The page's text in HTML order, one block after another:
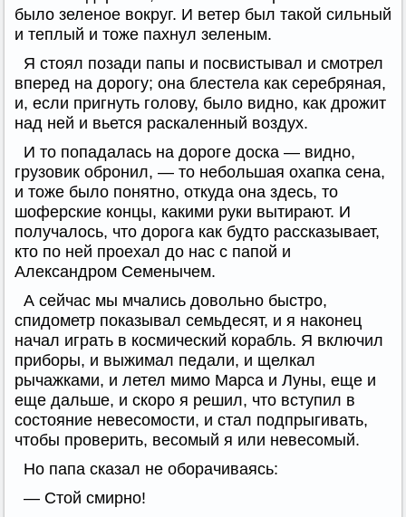
было зеленое вокруг. И ветер был такой сильный
и теплый и тоже пахнул зеленым.
Я стоял позади папы и посвистывал и смотрел
вперед на дорогу; она блестела как серебряная,
и, если пригнуть голову, было видно, как дрожит
над ней и вьется раскаленный воздух.
И то попадалась на дороге доска — видно,
грузовик обронил, — то небольшая охапка сена,
и тоже было понятно, откуда она здесь, то
шоферские концы, какими руки вытирают. И
получалось, что дорога как будто рассказывает,
кто по ней проехал до нас с папой и
Александром Семенычем.
А сейчас мы мчались довольно быстро,
спидометр показывал семьдесят, и я наконец
начал играть в космический корабль. Я включил
приборы, и выжимал педали, и щелкал
рычажками, и летел мимо Марса и Луны, еще и
еще дальше, и скоро я решил, что вступил в
состояние невесомости, и стал подпрыгивать,
чтобы проверить, весомый я или невесомый.
Но папа сказал не оборачиваясь:
— Стой смирно!